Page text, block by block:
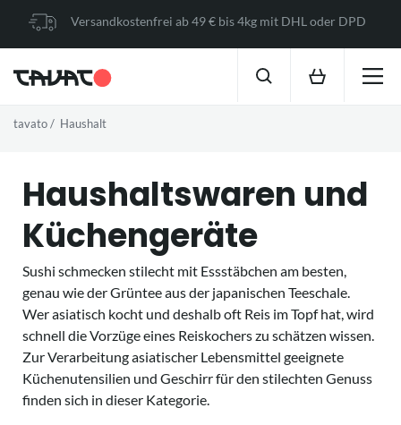
Versandkostenfrei ab 49 € bis 4kg mit DHL oder DPD
tavato Haushalt
Haushaltswaren und
Küchengeräte
Sushi schmecken stilecht mit Essstäbchen am besten,
genau wie der Grüntee aus der japanischen Teeschale.
Wer asiatisch kocht und deshalb oft Reis im Topf hat, wird
schnell die Vorzüge eines Reiskochers zu schätzen wissen.
Zur Verarbeitung asiatischer Lebensmittel geeignete
Küchenutensilien und Geschirr für den stilechten Genuss
finden sich in dieser Kategorie.